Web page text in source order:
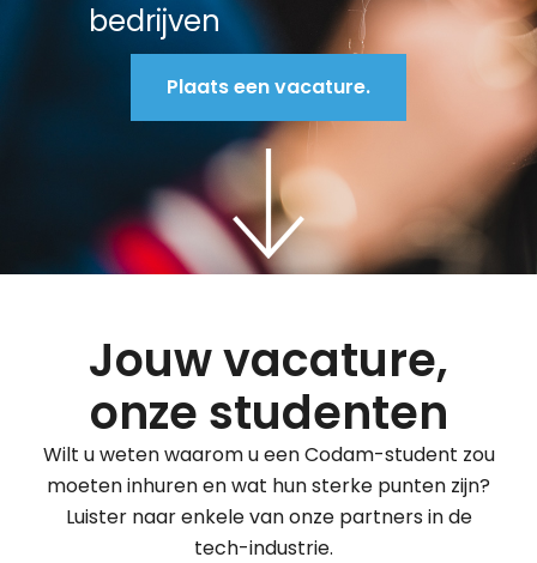
bedrijven
Plaats een vacature.
Jouw vacature,
onze studenten
Wilt u weten waarom u een Codam-student zou
moeten inhuren en wat hun sterke punten zijn?
Luister naar enkele van onze partners in de
tech-industrie.